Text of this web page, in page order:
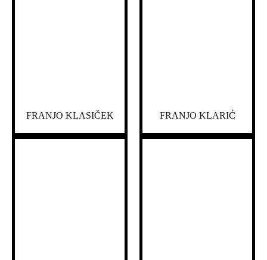
FRANJO KLASIČEK FRANJO KLARIĆ